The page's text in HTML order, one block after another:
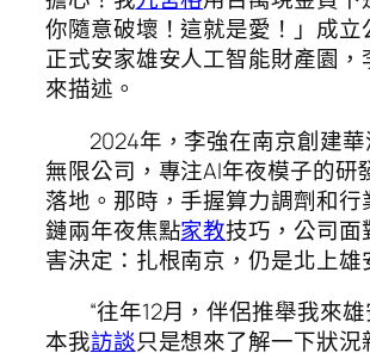
你隨意破壞！這就是愛！」成立
正式安家雄安人工智能財產園，
來描述。
2024年，李強在南京創建
無限公司，專注AI年夜模子的研
落地。那時，手握算力調劑和行
鏈兩年夜焦點家教技巧，公司面
害決定：扎根南京，仍是北上雄
“往年12月，伴侶推舉我來
本我訪談只是想來了解一下狀況